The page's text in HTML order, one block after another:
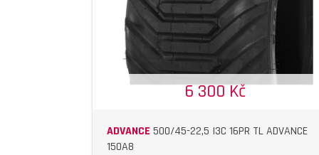
6 300 Kč
ADVANCE 500/45-22,5 I3C 16PR TL ADVANCE
150A8